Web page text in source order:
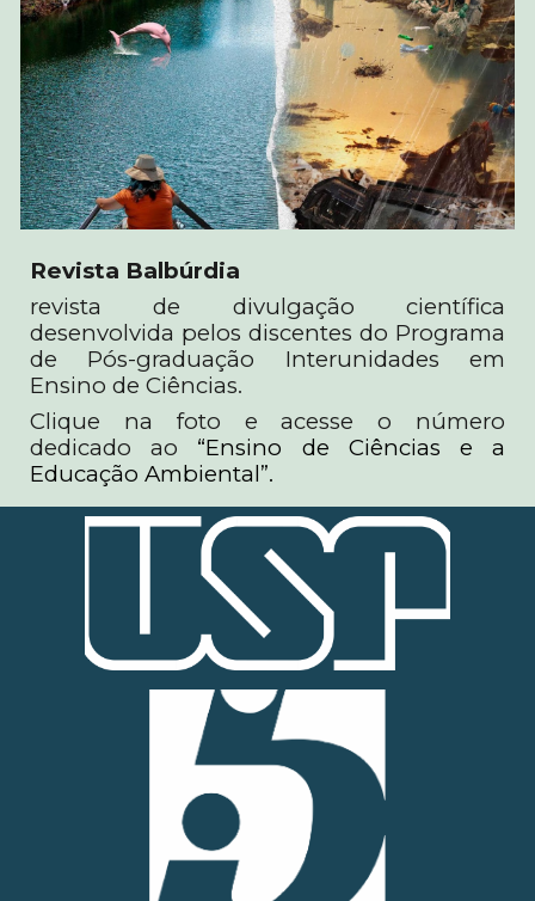
Revista Balbúrdia
revista de divulgação científica
desenvolvida pelos discentes do Programa
de Pós-graduação Interunidades em
Ensino de Ciências.
Clique na foto e acesse o número
dedicado ao “Ensino de Ciências e a
Educação Ambiental”.